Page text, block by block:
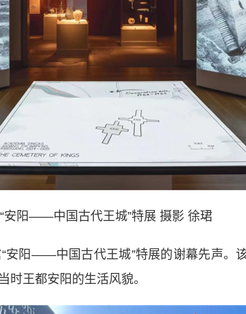
“安阳——中国古代王城”特展 摄影 徐珺
阳——中国古代王城”特展的谢幕先声。该
时王都安阳的生活风貌。